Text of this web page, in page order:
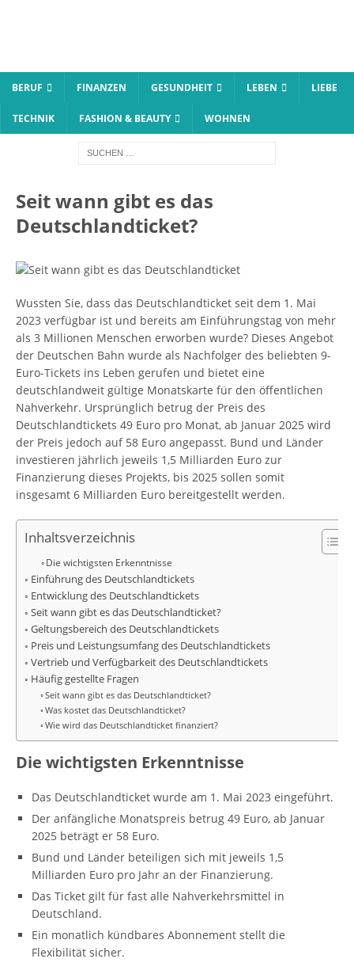
BERUF FINANZEN GESUNDHEIT LEBEN LIEBE
TECHNIK FASHION & BEAUTY WOHNEN
Seit wann gibt es das
Deutschlandticket?
Wussten Sie, dass das Deutschlandticket seit dem 1. Mai
2023 verfügbar ist und bereits am Einführungstag von mehr
als 3 Millionen Menschen erworben wurde? Dieses Angebot
der Deutschen Bahn wurde als Nachfolger des beliebten 9-
Euro-Tickets ins Leben gerufen und bietet eine
deutschlandweit gültige Monatskarte für den öffentlichen
Nahverkehr. Ursprünglich betrug der Preis des
Deutschlandtickets 49 Euro pro Monat, ab Januar 2025 wird
der Preis jedoch auf 58 Euro angepasst. Bund und Länder
investieren jährlich jeweils 1,5 Milliarden Euro zur
Finanzierung dieses Projekts, bis 2025 sollen somit
insgesamt 6 Milliarden Euro bereitgestellt werden.
Inhaltsverzeichnis
Die wichtigsten Erkenntnisse
Einführung des Deutschlandtickets
Entwicklung des Deutschlandtickets
Seit wann gibt es das Deutschlandticket?
Geltungsbereich des Deutschlandtickets
Preis und Leistungsumfang des Deutschlandtickets
Vertrieb und Verfügbarkeit des Deutschlandtickets
Häufig gestellte Fragen
Seit wann gibt es das Deutschlandticket?
Was kostet das Deutschlandticket?
Wie wird das Deutschlandticket finanziert?
Die wichtigsten Erkenntnisse
Das Deutschlandticket wurde am 1. Mai 2023 eingeführt.
Der anfängliche Monatspreis betrug 49 Euro, ab Januar
2025 beträgt er 58 Euro.
Bund und Länder beteiligen sich mit jeweils 1,5
Milliarden Euro pro Jahr an der Finanzierung.
Das Ticket gilt für fast alle Nahverkehrsmittel in
Deutschland.
Ein monatlich kündbares Abonnement stellt die
Flexibilität sicher.